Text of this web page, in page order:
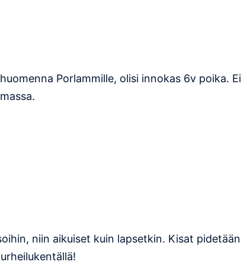
Porlammille, olisi innokas 6v poika. Ei
niin aikuiset kuin lapsetkin. Kisat pidetään